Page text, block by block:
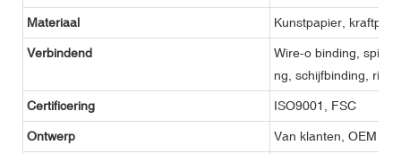
Materiaal Kunstpapier,
Verbindend
Wire-o binding,
ng, schijfbinding,
Certificering ISO9001, FSC
Ontwerp Van klanten, OEM